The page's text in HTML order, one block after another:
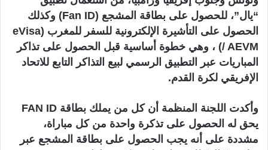
“يال”، للحصول على بطاقة المشجع (Fan ID) وكذلك
الحصول على التأشيرة الإلكترونية للسفر للمغرب (eVisa
/ AEVM) ، وهي خطوة أساسية قبل الحصول على تذاكر
المباريات عبر التطبيق الرسمي لبيع التذاكر التابع للاتحاد
الإفريقي لكرة القدم.
وأكدت اللجنة المنظمة أن كل من يملك بطاقة FAN ID
يحق له الحصول على تذكرة واحدة من كل مباراة،
مشددة على أنه يجب الحصول على بطاقة المشجع عبر